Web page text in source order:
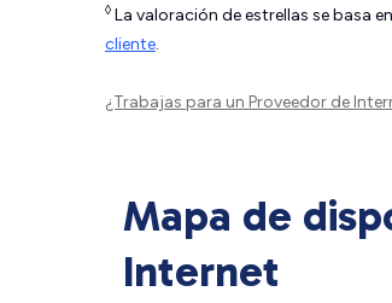
◊ La valoración de estrellas se basa
cliente.
¿Trabajas para un Proveedor de
Mapa de
Internet